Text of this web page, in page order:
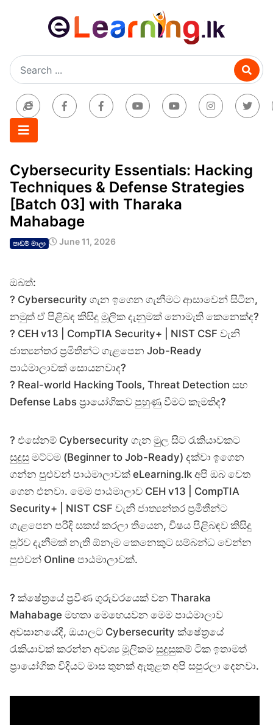
Cybersecurity Essentials: Hacking
Techniques & Defense Strategies
[Batch 03] with Tharaka
Mahabage
පාඩම් මාලා June 11, 2026
ඔබත්:
?️ Cybersecurity ගැන ඉගෙන ගැනීමට ආසාවෙන් සිටින,
නමුත් ඒ පිළිබඳ කිසිදු මූලික දැනුමක් නොමැති කෙනෙක්ද?
?️ CEH v13 | CompTIA Security+ | NIST CSF වැනි
ජාත්‍යන්තර ප්‍රමිතීන්ට ගැළපෙන Job-Ready
පාඨමාලාවක් සොයනවාද?
?️ Real-world Hacking Tools, Threat Detection සහ
Defense Labs ප්‍රායෝගිකව පුහුණු වීමට කැමතිද?
? එසේනම් Cybersecurity ගැන මුල සිට රැකියාවකට
සුදුසු මට්ටම (Beginner to Job-Ready) දක්වා ඉගෙන
ගන්න පුළුවන් පාඨමාලාවක් eLearning.lk අපි ඔබ වෙත
ගෙන එනවා. මෙම පාඨමාලාව CEH v13 | CompTIA
Security+ | NIST CSF වැනි ජාත්‍යන්තර ප්‍රමිතීන්ට
ගැළපෙන පරිදි සකස් කරලා තියෙන, විෂය පිළිබඳව කිසිදු
පූර්ව දැනීමක් නැති ඕනෑම කෙනෙකුට සම්බන්ධ වෙන්න
පුළුවන් Online පාඨමාලාවක්.
? ක්ෂේත්‍රයේ ප්‍රවීණ ගුරුවරයෙක් වන Tharaka
Mahabage මහතා මෙහෙයවන මෙම පාඨමාලාව
අවසානයේදී, ඔයාලට Cybersecurity ක්ෂේත්‍රයේ
රැකියාවක් කරන්න අවශ්‍ය මූලිකම සුදුසුකම් ටික ඉතාමත්
ප්‍රායෝගික විදියට මාස තුනක් ඇතුළත අපි සපුරලා දෙනවා.